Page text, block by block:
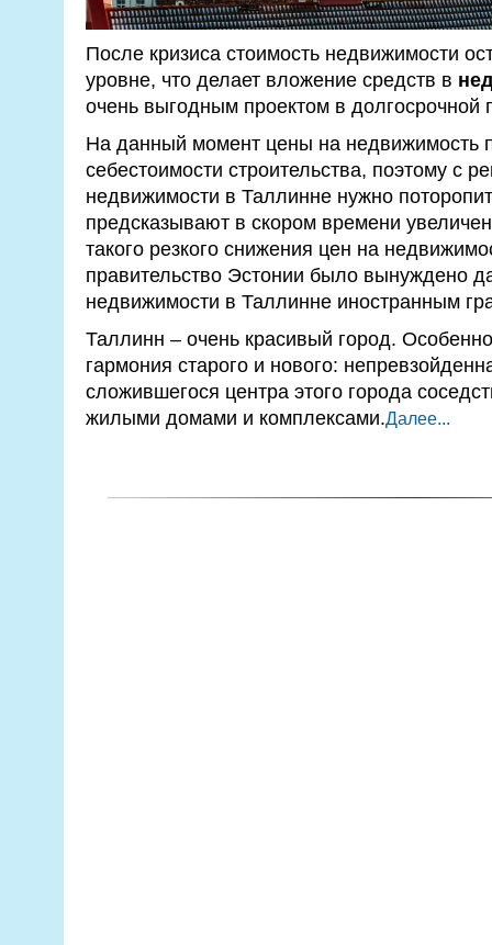
После кризиса стоимость недвижимости
уровне, что делает вложение средств в
очень выгодным проектом в долгосрочной
На данный момент цены на недвижимость
себестоимости строительства, поэтому с
недвижимости в Таллинне нужно
предсказывают в скором времени
такого резкого снижения цен на
правительство Эстонии было вынуждено
недвижимости в Таллинне иностранным
Таллинн – очень красивый город.
гармония старого и нового:
сложившегося центра этого города
жилыми домами и комплексами.Далее...